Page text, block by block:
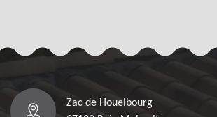
Zac de Houelbourg